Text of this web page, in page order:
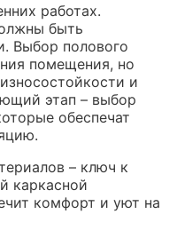
работах.
быть
Выбор полового
помещения, но
и
этап – выбор
обеспечат
– ключ к
каркасной
комфорт и уют на